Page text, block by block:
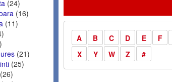
(24)
(16)
(11)
(21)
(25)
(26)
A B C D E F
X
Y W Z #